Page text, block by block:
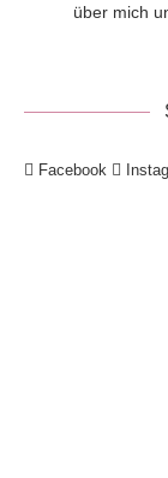
über mich
Facebook